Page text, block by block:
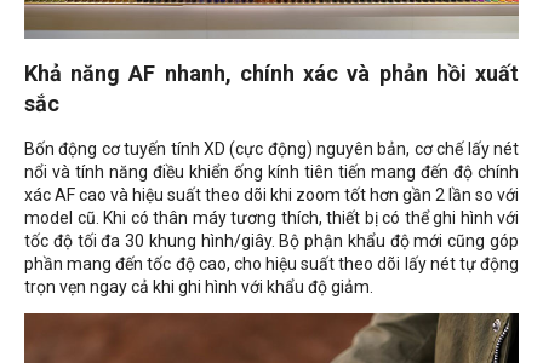
Khả năng AF nhanh, chính xác và phản hồi xuất
sắc
Bốn động cơ tuyến tính XD (cực động) nguyên bản, cơ chế lấy nét
nổi và tính năng điều khiển ống kính tiên tiến mang đến độ chính
xác AF cao và hiệu suất theo dõi khi zoom tốt hơn gần 2 lần so với
model cũ. Khi có thân máy tương thích, thiết bị có thể ghi hình với
tốc độ tối đa 30 khung hình/giây. Bộ phận khẩu độ mới cũng góp
phần mang đến tốc độ cao, cho hiệu suất theo dõi lấy nét tự động
trọn vẹn ngay cả khi ghi hình với khẩu độ giảm.